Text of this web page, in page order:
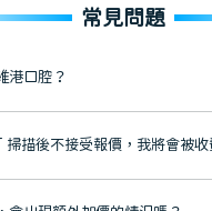
常見問題
港口腔？
醫道濟世」的大學校訓，各分院匯
香港企業領袖品牌」，是諾貝爾種植
三十個國家和地區的顧客，受到粵
碑評價及信任推薦 珠海、深圳設有
掃描後不接受報價，我將會被收
始實際服務之前，你不會被收取任